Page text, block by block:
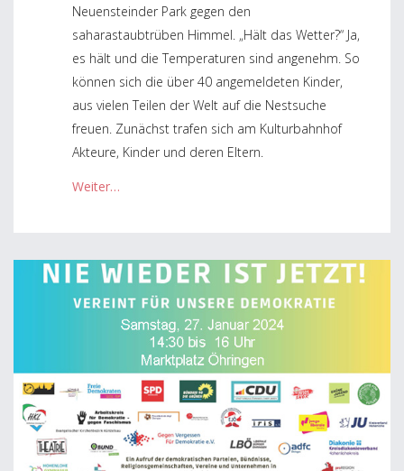
Neuensteinder Park gegen den
saharastaubtrüben Himmel. „Hält das Wetter?“ Ja,
es hält und die Temperaturen sind angenehm. So
können sich die über 40 angemeldeten Kinder,
aus vielen Teilen der Welt auf die Nestsuche
freuen. Zunächst trafen sich am Kulturbahnhof
Akteure, Kinder und deren Eltern.
Weiter…